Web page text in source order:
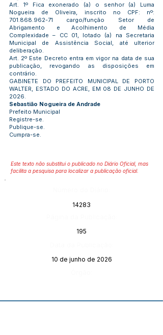
Art. 1º Fica exonerado (a) o senhor (a) Luma
Nogueira de Oliveira, inscrito no CPF: nº:
701.868.962-71 cargo/função Setor de
Abrigamento e Acolhimento de Média
Complexidade – CC 01, lotado (a) na Secretaria
Municipal de Assistência Social, até ulterior
deliberação.
Art. 2º Este Decreto entra em vigor na data de sua
publicação, revogando as disposições em
contrário.
GABINETE DO PREFEITO MUNICIPAL DE PORTO
WALTER, ESTADO DO ACRE, EM 08 DE JUNHO DE
2026.
Sebastião Nogueira de Andrade
Prefeito Municipal
Registre-se.
Publique-se.
Cumpra-se.
Este texto não substitui o publicado no Diário Oficial, mas
facilita a pesquisa para localizar a publicação oficial.
14283
195
10 de junho de 2026